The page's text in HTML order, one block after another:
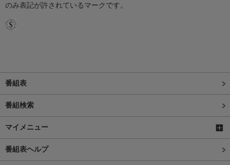
のみ表記が許されているマークです。
番組表
番組検索
マイメニュー
番組表ヘルプ